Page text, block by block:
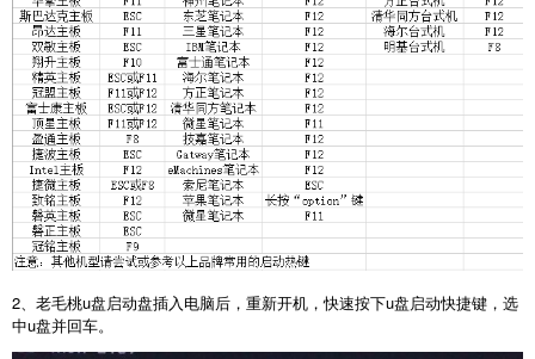
2、老毛桃u盘启动盘插入电脑后，重新开机，快速按下u盘启动快捷键，选
中u盘并回车。